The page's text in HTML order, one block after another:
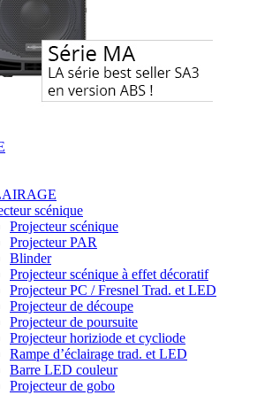
scénique
Projecteur scénique
Projecteur PAR
Blinder
Projecteur scénique à effet décoratif
Projecteur PC / Fresnel Trad. et LED
Projecteur de découpe
Projecteur de poursuite
Projecteur horiziode et cycliode
Rampe d’éclairage trad. et LED
Barre LED couleur
Projecteur de gobo